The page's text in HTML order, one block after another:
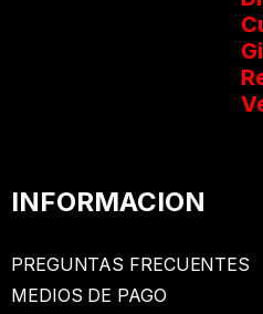
INFORMACION
PREGUNTAS FRECUENTES
MEDIOS DE PAGO